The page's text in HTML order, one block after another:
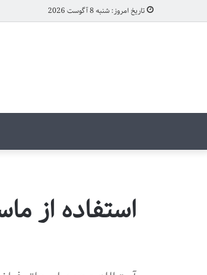
تاریخ امروز: شنبه 8 آگوست 2026
استفاده از